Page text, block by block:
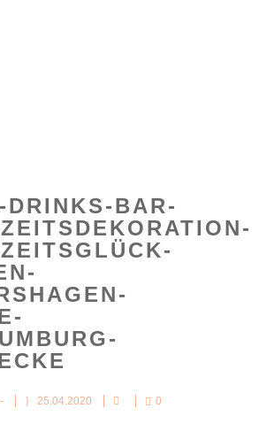
DRINKS-BAR-
25.04.2020 0